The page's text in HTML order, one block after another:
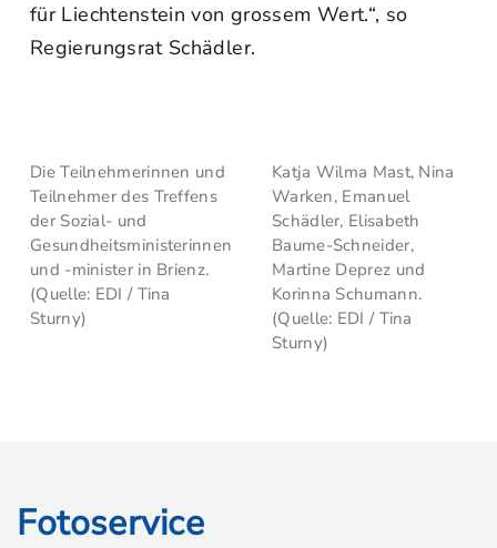
für Liechtenstein von grossem Wert.“, so
Regierungsrat Schädler.
Die Teilnehmerinnen und
Teilnehmer des Treffens
der Sozial- und
Gesundheitsministerinnen
und -minister in Brienz.
(Quelle: EDI / Tina
Sturny)
Katja Wilma Mast, Nina
Warken, Emanuel
Schädler, Elisabeth
Baume-Schneider,
Martine Deprez und
Korinna Schumann.
(Quelle: EDI / Tina
Sturny)
Fotoservice